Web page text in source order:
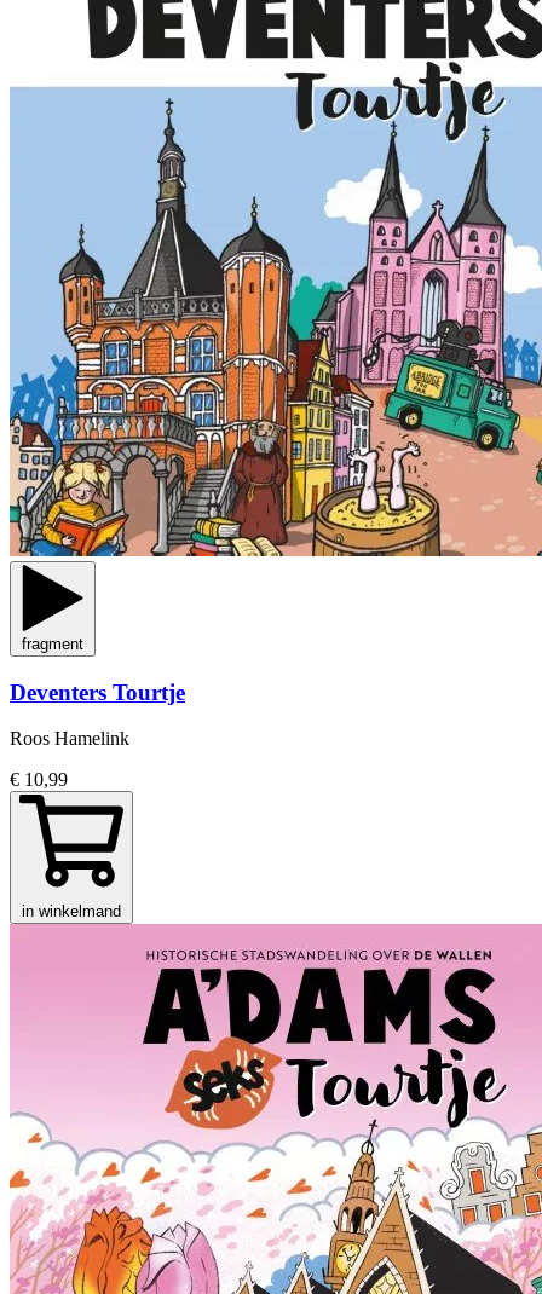
fragment
Deventers Tourtje
Roos Hamelink
€ 10,99
in winkelmand